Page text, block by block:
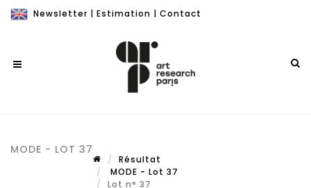
Newsletter | Estimation | Contact
MODE - LOT 37
Résultat
MODE - Lot 37
Lot n° 37